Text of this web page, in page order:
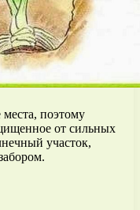
поэтому
от сильных
участок,